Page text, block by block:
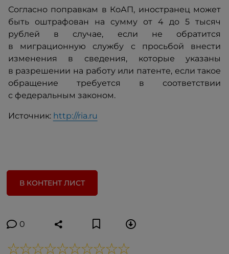
Согласно поправкам в КоАП, иностранец может
быть оштрафован на сумму от 4 до 5 тысяч
рублей в случае, если не обратится
в миграционную службу с просьбой внести
изменения в сведения, которые указаны
в разрешении на работу или патенте, если такое
обращение требуется в соответствии
с федеральным законом.
Источник: http://ria.ru
В КОНТЕНТ ЛИСТ
0